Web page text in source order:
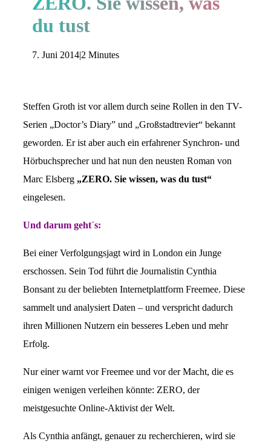
du tust
7. Juni 2014|2 Minutes
Steffen Groth ist vor allem durch seine Rollen in den TV-
Serien „Doctor’s Diary” und „Großstadtrevier“ bekannt
geworden. Er ist aber auch ein erfahrener Synchron- und
Hörbuchsprecher und hat nun den neusten Roman von
Marc Elsberg „ZERO. Sie wissen, was du tust“
eingelesen.
Und darum geht´s:
Bei einer Verfolgungsjagt wird in London ein Junge
erschossen. Sein Tod führt die Journalistin Cynthia
Bonsant zu der beliebten Internetplattform Freemee. Diese
sammelt und analysiert Daten – und verspricht dadurch
ihren Millionen Nutzern ein besseres Leben und mehr
Erfolg.
Nur einer warnt vor Freemee und vor der Macht, die es
einigen wenigen verleihen könnte: ZERO, der
meistgesuchte Online-Aktivist der Welt.
Als Cynthia anfängt, genauer zu recherchieren, wird sie